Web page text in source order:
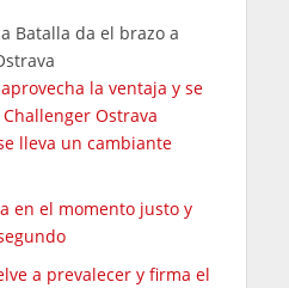
Batalla da el brazo a
la ventaja y se
Ostrava
lleva un cambiante
en el momento justo y
a prevalecer y firma el